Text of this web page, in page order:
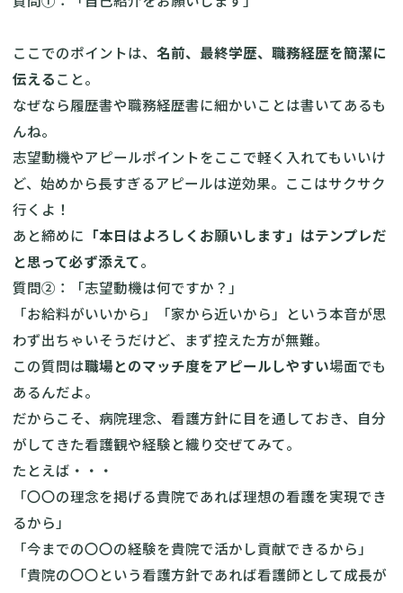
ここでのポイントは、 名前、最終学歴、職務経歴を簡潔に
伝えること。
なぜなら履歴書や職務経歴書に細かいことは書いてあるも
んね。
志望動機やアピールポイントをここで軽く入れてもいいけ
ど、始めから長すぎるアピールは逆効果。ここはサクサク
行くよ！
あと締めに 「本日はよろしくお願いします」はテンプレだ
と思って必ず添えて。
質問②：「志望動機は何ですか？」
「お給料がいいから」「家から近いから」という本音が思
わず出ちゃいそうだけど、まず控えた方が無難。
この質問は職場とのマッチ度をアピールしやすい場面でも
あるんだよ。
だからこそ、病院理念、看護方針に目を通しておき、自分
がしてきた看護観や経験と織り交ぜてみて。
たとえば・・・
「〇〇の理念を掲げる貴院であれば理想の看護を実現でき
るから」
「今までの〇〇の経験を貴院で活かし貢献できるから」
「貴院の〇〇という看護方針であれば看護師として成長が